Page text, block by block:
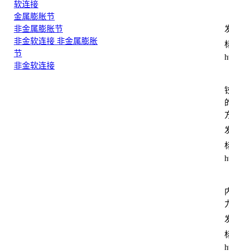
软连接
金属膨胀节
非金属膨胀节
非金软连接 非金属膨胀
节
非金软连接